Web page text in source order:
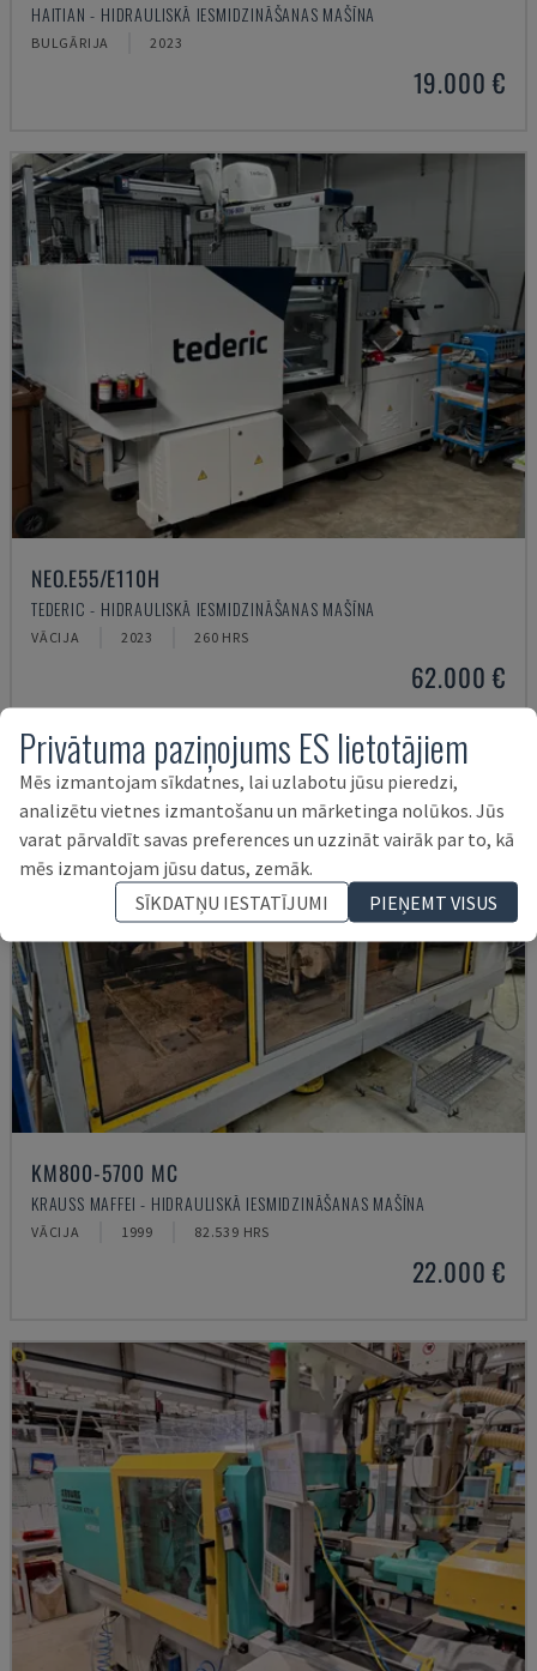
HAITIAN - HIDRAULISKĀ IESMIDZINĀŠANAS MAŠĪNA
BULGĀRIJA 2023
19.000 €
NEO.E55/E110H
TEDERIC - HIDRAULISKĀ IESMIDZINĀŠANAS MAŠĪNA
VĀCIJA 2023 260 HRS
62.000 €
KM800-5700 MC
KRAUSS MAFFEI - HIDRAULISKĀ IESMIDZINĀŠANAS MAŠĪNA
VĀCIJA 1999 82.539 HRS
22.000 €
Privātuma paziņojums ES lietotājiem
Mēs izmantojam sīkdatnes, lai uzlabotu jūsu pieredzi,
analizētu vietnes izmantošanu un mārketinga nolūkos. Jūs
varat pārvaldīt savas preferences un uzzināt vairāk par to, kā
mēs izmantojam jūsu datus, zemāk.
SĪKDATŅU IESTATĪJUMI
PIEŅEMT VISUS